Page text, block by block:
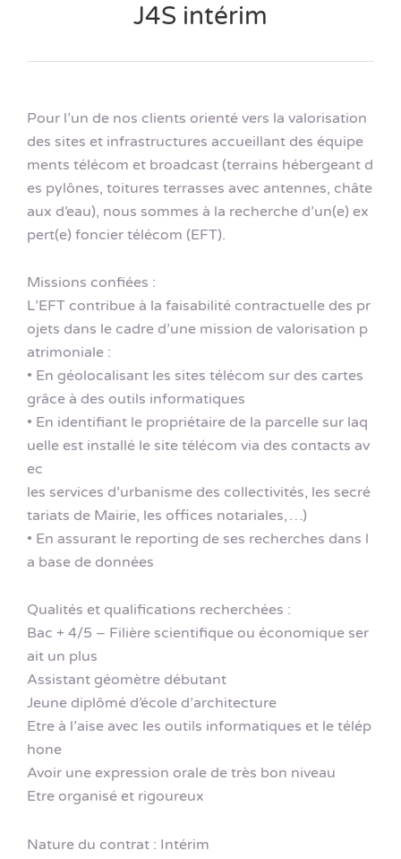
J4S intérim
Pour l’un de nos clients orienté vers la valorisation
des sites et infrastructures accueillant des équipe
ments télécom et broadcast (terrains hébergeant d
es pylônes, toitures terrasses avec antennes, châte
aux d’eau), nous sommes à la recherche d’un(e) ex
pert(e) foncier télécom (EFT).
Missions confiées :
L’EFT contribue à la faisabilité contractuelle des pr
ojets dans le cadre d’une mission de valorisation p
atrimoniale :
• En géolocalisant les sites télécom sur des cartes
grâce à des outils informatiques
• En identifiant le propriétaire de la parcelle sur laq
uelle est installé le site télécom via des contacts av
ec
les services d’urbanisme des collectivités, les secré
tariats de Mairie, les offices notariales, …)
• En assurant le reporting de ses recherches dans l
a base de données
Qualités et qualifications recherchées :
Bac + 4/5 – Filière scientifique ou économique ser
ait un plus
Assistant géomètre débutant
Jeune diplômé d’école d’architecture
Etre à l’aise avec les outils informatiques et le télép
hone
Avoir une expression orale de très bon niveau
Etre organisé et rigoureux
Nature du contrat : Intérim